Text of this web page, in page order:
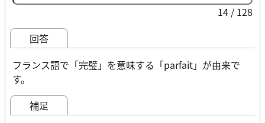
14 / 128
回答
フランス語で「完璧」を意味する「parfait」が由来で
す。
補足